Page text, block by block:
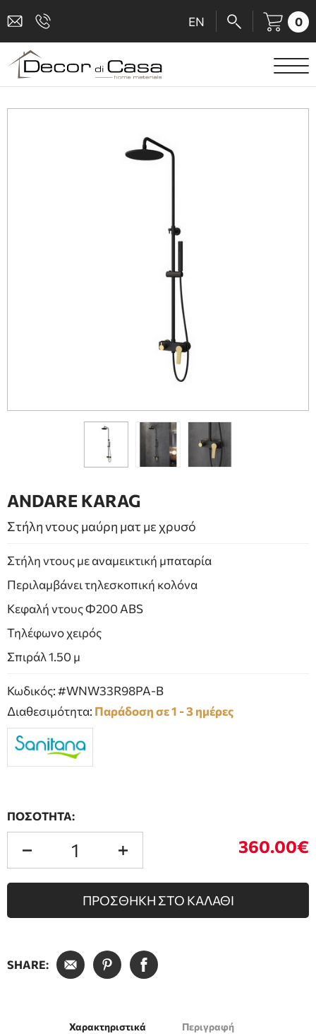
EN 0
ΕΙΔΗ ΥΓΙΕΙΝΗΣ
ΤΖΑΚΙ
ANDARE KARAG
Στήλη ντους μαύρη ματ με χρυσό
Στήλη ντους με αναμεικτική μπαταρία
Περιλαμβάνει τηλεσκοπική κολόνα
Κεφαλή ντους Φ200 ABS
Τηλέφωνο χειρός
Σπιράλ 1.50 μ
Κωδικός: #WNW33R98PA-B
Διαθεσιμότητα: Παράδοση σε 1 - 3 ημέρες
ΠΟΣΟΤΗΤΑ:
360.00€
ΠΡΟΣΘΗΚΗ ΣΤΟ ΚΑΛΑΘΙ
SHARE:
Χαρακτηριστικά Περιγραφή